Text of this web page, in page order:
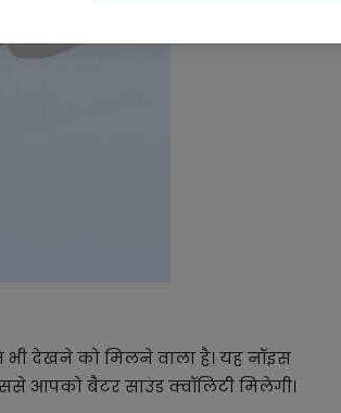
देखने को मिलने वाला है। यह नॉइस
बैटर साउंड क्वॉलिटी मिलेगी।